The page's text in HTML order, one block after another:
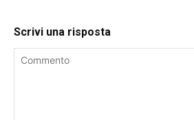
Scrivi una risposta